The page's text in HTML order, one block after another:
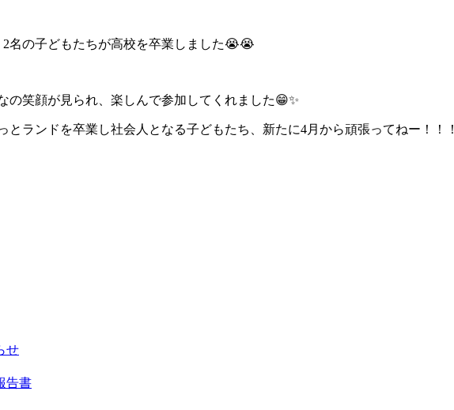
名の子どもたちが高校を卒業しました😭😭
の笑顔が見られ、楽しんで参加してくれました😁✨
とランドを卒業し社会人となる子どもたち、新たに4月から頑張ってねー！！！
せ
告書